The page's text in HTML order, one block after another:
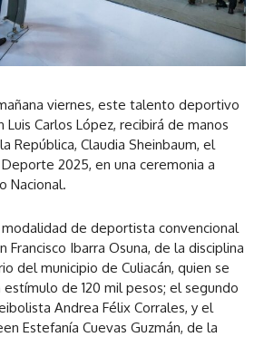
viernes, este talento deportivo
Carlos López, recibirá de manos
República, Claudia Sheinbaum, el
2025, en una ceremonia a
Nacional.
de deportista convencional
Francisco Ibarra Osuna, de la disciplina
del municipio de Culiacán, quien se
de 120 mil pesos; el segundo
Andrea Félix Corrales, y el
Estefanía Cuevas Guzmán, de la